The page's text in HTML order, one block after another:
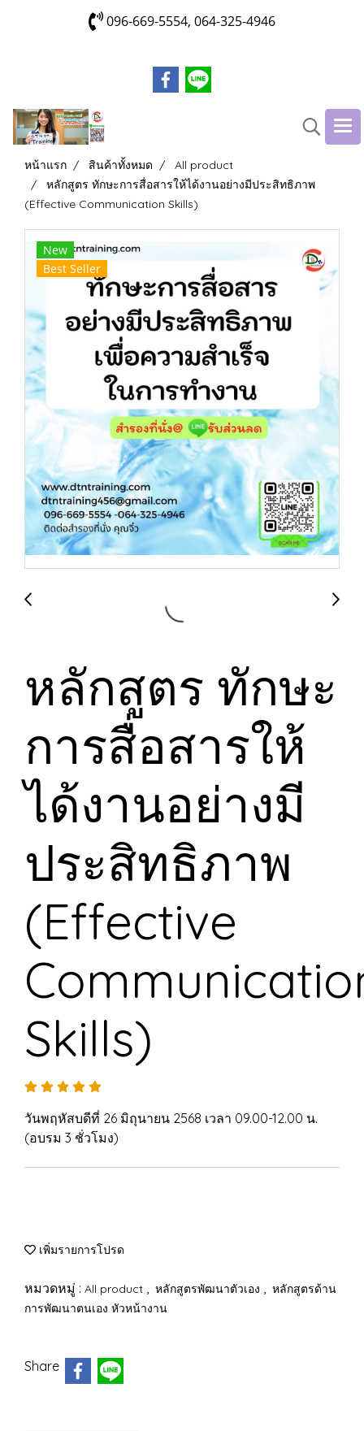
096-669-5554, 064-325-4946
หน้าแรก สินค้าทั้งหมด
All product
หลักสูตร ทักษะการสื่อสารให้ได้งานอย่างมีประสิทธิภาพ
(Effective Communication Skills)
New
Best Seller
หลักสูตร ทักษะ
การสื่อสารให้
ได้งานอย่างมี
ประสิทธิภาพ
(Effective
Skills)
วันพฤหัสบดีที่ 26 มิถุนายน 2568 เวลา 09.00-12.00 น.
(อบรม 3 ชั่วโมง)
เพิ่มรายการโปรด
หมวดหมู่ : All product , หลักสูตรพัฒนาตัวเอง , หลักสูตรด้าน
การพัฒนาตนเอง หัวหน้างาน
Share